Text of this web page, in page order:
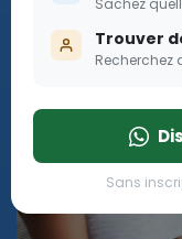
Rejoignez le
enceintes
Rejoignez
Sachez
Trouver
Recherchez
Sans